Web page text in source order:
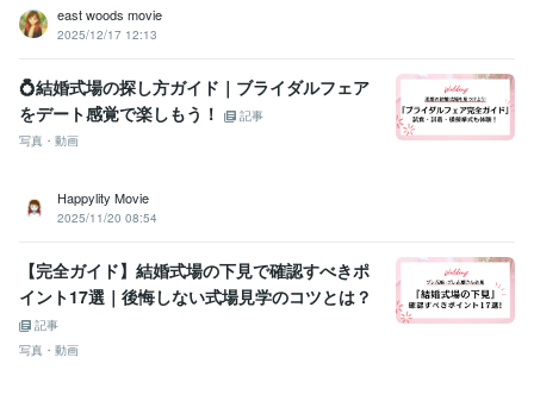
east woods movie
2025/12/17 12:13
💍結婚式場の探し方ガイド｜ブライダルフェア
をデート感覚で楽しもう！
記事
写真・動画
Happylity Movie
2025/11/20 08:54
【完全ガイド】結婚式場の下見で確認すべきポ
イント17選｜後悔しない式場見学のコツとは？
記事
写真・動画